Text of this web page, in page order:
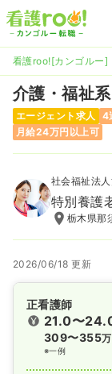
看護roo![カンゴルー]
介護・福祉系
エージェント求人 4
月給24万円以上可
社会福祉法
特別養護
栃木県那
2026/06/18 更新
正看護師
21.0〜
309〜355
※一例